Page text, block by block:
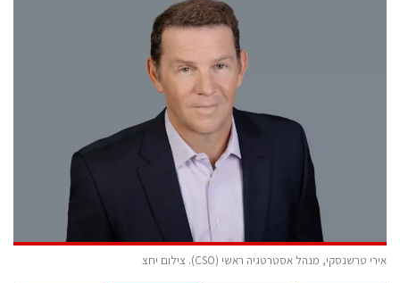
אירי טרשנסקי, מנהל אסטרטגיה ראשי (CSO). צילום יחצ